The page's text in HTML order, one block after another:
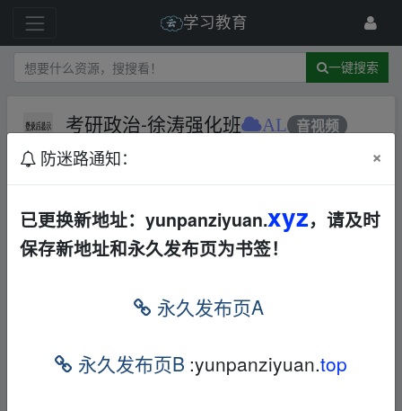
学习教育
一键搜索
考研政治-徐涛强化班 AL 音视频
1 级 凯叔
2022徐涛老师的考研政治课程，强化课程
arget="_blank">
https://www.aliyundrive.com/
防迷路通知： ×
已更换新地址：yunpanziyuan.xyz，请及时
保存新地址和永久发布页为书签！
永久发布页A
永久发布页B :yunpanziyuan.top